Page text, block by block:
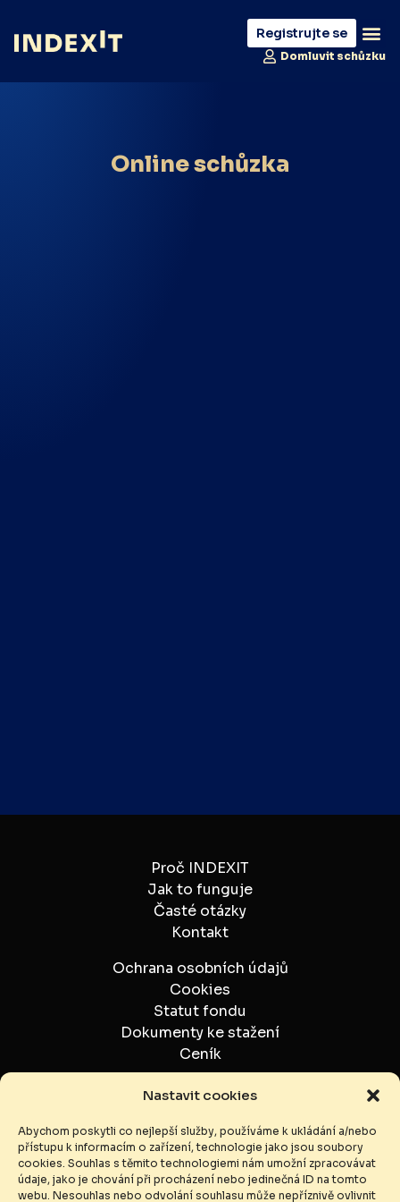
Nastavit cookies
Abychom poskytli co nejlepší služby, používáme k ukládání a/nebo
přístupu k informacím o zařízení, technologie jako jsou soubory
cookies. Souhlas s těmito technologiemi nám umožní zpracovávat
údaje, jako je chování při procházení nebo jedinečná ID na tomto
webu. Nesouhlas nebo odvolání souhlasu může nepříznivě ovlivnit
Domluvit schůzku
Registrujte se
Online schůzka
Proč INDEXIT
Jak to funguje
Časté otázky
Kontakt
Ochrana osobních údajů
Cookies
Statut fondu
Dokumenty ke stažení
Ceník
Sentinel
Sadová 553/8,
Moravská Ostrava
702 00, Ostrava